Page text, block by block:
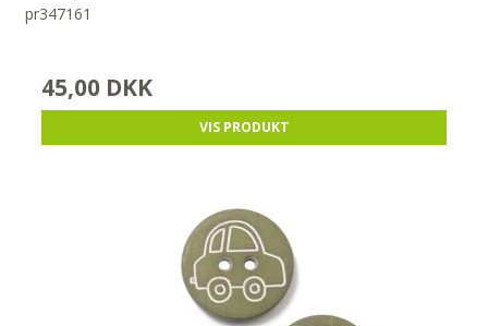
pr347161
45,00 DKK
VIS PRODUKT